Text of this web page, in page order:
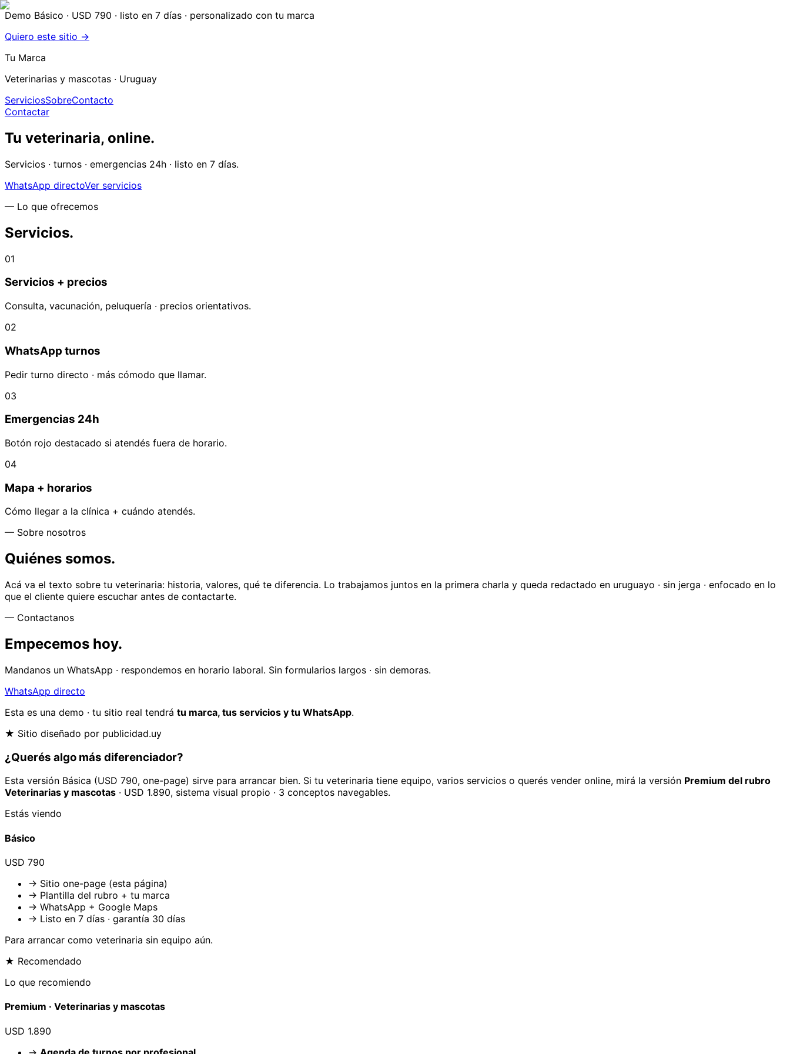
Demo Básico · USD 790 · listo en 7 días · personalizado con tu marca
Quiero este sitio →
Tu Marca
Veterinarias y mascotas · Uruguay
ServiciosSobreContacto
Contactar
Tu veterinaria, online.
Servicios · turnos · emergencias 24h · listo en 7 días.
WhatsApp directoVer servicios
— Lo que ofrecemos
Servicios.
01
Servicios + precios
Consulta, vacunación, peluquería · precios orientativos.
02
WhatsApp turnos
Pedir turno directo · más cómodo que llamar.
03
Emergencias 24h
Botón rojo destacado si atendés fuera de horario.
04
Mapa + horarios
Cómo llegar a la clínica + cuándo atendés.
— Sobre nosotros
Quiénes somos.
Acá va el texto sobre tu veterinaria: historia, valores, qué te diferencia. Lo trabajamos juntos en la primera charla y queda redactado en uruguayo · sin jerga · enfocado en lo
que el cliente quiere escuchar antes de contactarte.
— Contactanos
Empecemos hoy.
Mandanos un WhatsApp · respondemos en horario laboral. Sin formularios largos · sin demoras.
WhatsApp directo
Esta es una demo · tu sitio real tendrá tu marca, tus servicios y tu WhatsApp.
★ Sitio diseñado por publicidad.uy
¿Querés algo más diferenciador?
Esta versión Básica (USD 790, one-page) sirve para arrancar bien. Si tu veterinaria tiene equipo, varios servicios o querés vender online, mirá la versión Premium del rubro
Veterinarias y mascotas · USD 1.890, sistema visual propio · 3 conceptos navegables.
Estás viendo
Básico
USD 790
→ Sitio one-page (esta página)
→ Plantilla del rubro + tu marca
→ WhatsApp + Google Maps
→ Listo en 7 días · garantía 30 días
Para arrancar como veterinaria sin equipo aún.
★ Recomendado
Lo que recomiendo
Premium · Veterinarias y mascotas
USD 1.890